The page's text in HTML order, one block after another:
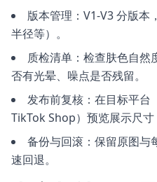
版本管理：V1-V3 分版本
半径等）。
质检清单：检查肤色自然
否有光晕、噪点是否残留。
发布前复核：在目标平台
TikTok Shop）预览展示尺寸
备份与回滚：保留原图与
速回退。